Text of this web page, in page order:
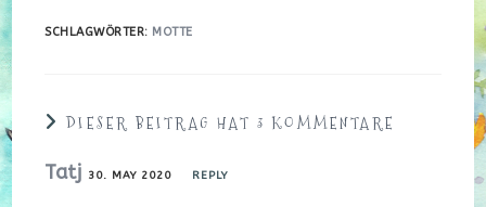
SCHLAGWÖRTER: MOTTE
DIESER BEITRAG HAT 3 KOMMENTARE
Tatj 30. MAY 2020 REPLY